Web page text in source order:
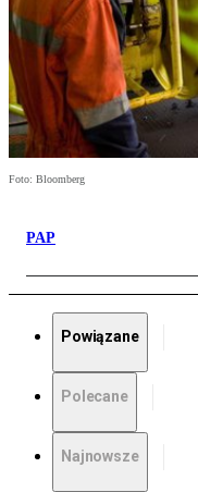
Foto: Bloomberg
PAP
Powiązane
Polecane
Najnowsze